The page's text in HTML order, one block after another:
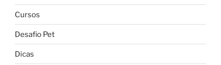
Cursos
Desafio Pet
Dicas